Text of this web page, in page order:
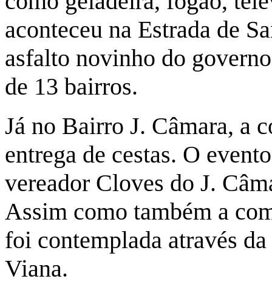
aconteceu na Estrada de
asfalto novinho do
de 13 bairros.
Já no Bairro J. Câmara, a
entrega de cestas. O
vereador Cloves do J.
Assim como também a
foi contemplada através
Viana.